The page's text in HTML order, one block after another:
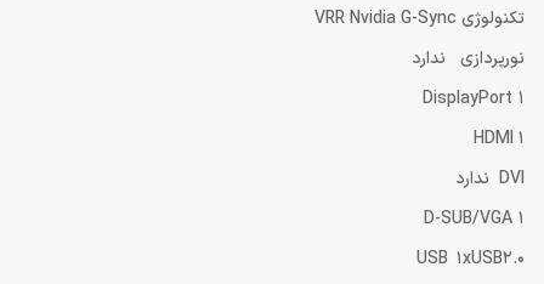
تکنولوژی VRR Nvidia G-Sync
نورپردازی ندارد
DisplayPort 1
HDMI 1
DVI ندارد
D-SUB/VGA 1
USB 1xUSB2.0